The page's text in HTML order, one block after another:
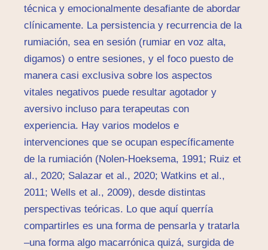
técnica y emocionalmente desafiante de abordar
clínicamente. La persistencia y recurrencia de la
rumiación, sea en sesión (rumiar en voz alta,
digamos) o entre sesiones, y el foco puesto de
manera casi exclusiva sobre los aspectos
vitales negativos puede resultar agotador y
aversivo incluso para terapeutas con
experiencia. Hay varios modelos e
intervenciones que se ocupan específicamente
de la rumiación (Nolen-Hoeksema, 1991; Ruiz et
al., 2020; Salazar et al., 2020; Watkins et al.,
2011; Wells et al., 2009), desde distintas
perspectivas teóricas. Lo que aquí querría
compartirles es una forma de pensarla y tratarla
–una forma algo macarrónica quizá, surgida de